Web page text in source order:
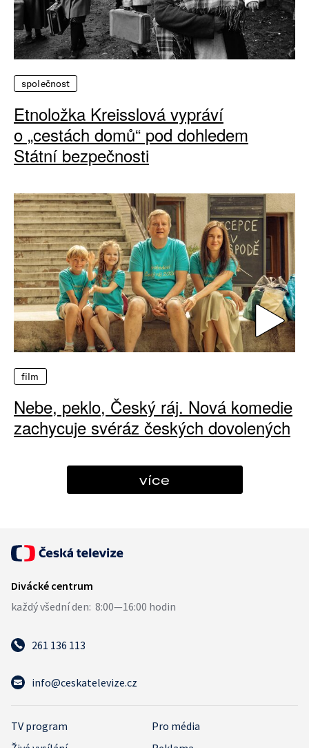
společnost
Etnoložka Kreisslová vypráví
o „cestách domů“ pod dohledem
Státní bezpečnosti
film
Nebe, peklo, Český ráj. Nová komedie
zachycuje svéráz českých dovolených
více
261 136 113
info@ceskatelevize.cz
TV program
Pro média